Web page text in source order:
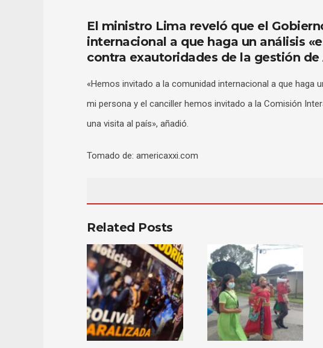
El ministro Lima reveló que el
internacional a que haga un análisis
contra exautoridades de la gestión de
«Hemos invitado a la comunidad internacional a que haga
mi persona y el canciller hemos invitado a la Comisión
una visita al país», añadió.
Tomado de: americaxxi.com
Related Posts